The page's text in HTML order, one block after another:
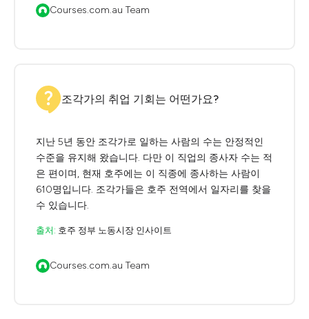
Courses.com.au Team
조각가의 취업 기회는 어떤가요?
지난 5년 동안 조각가로 일하는 사람의 수는 안정적인
수준을 유지해 왔습니다. 다만 이 직업의 종사자 수는 적
은 편이며, 현재 호주에는 이 직종에 종사하는 사람이
610명입니다. 조각가들은 호주 전역에서 일자리를 찾을
수 있습니다.
출처: 호주 정부 노동시장 인사이트
Courses.com.au Team